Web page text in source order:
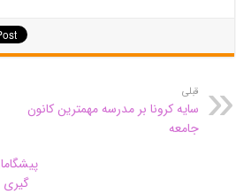
قبلی
سایه کرونا بر مدرسه مهمترین کانون
جامعه
گیری